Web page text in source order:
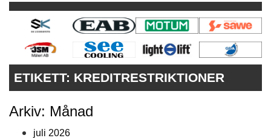
PRENUMERERA
VÅRA ANDRA MAGASIN
ANNONSERA
ETIKETT: KREDITRESTRIKTIONER
Arkiv: Månad
juli 2026